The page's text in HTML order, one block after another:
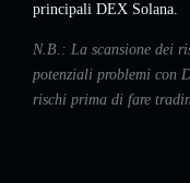
principali DEX Solana.
N.B.: La scansione dei
potenziali problemi con
rischi prima di fare